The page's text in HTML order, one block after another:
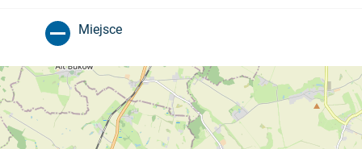
Miejsce